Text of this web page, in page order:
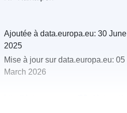
Ajoutée à data.europa.eu: 30 June
2025
Mise à jour sur data.europa.eu: 05
March 2026